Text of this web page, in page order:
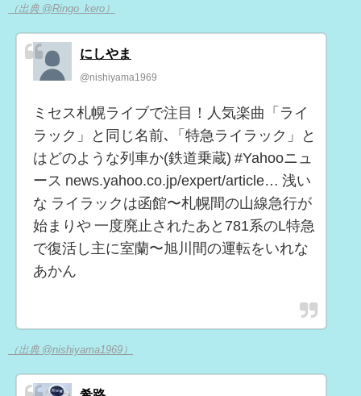
（出典 @Ringo_kero）
にしやま
@nishiyama1969
ミセス札幌ライブで注目！人気楽曲「ライ
ラック」と同じ名前､「特急ライラック」と
はどのような列車か(鉄道乗蔵) #Yahooニュ
ース news.yahoo.co.jp/expert/article… 浅い
な ライラックは函館〜札幌間の山線急行が
始まりや 一度廃止されたあと781系のL特急
で復活し主に室蘭〜旭川間の運転をいれな
あかん
（出典 @nishiyama1969）